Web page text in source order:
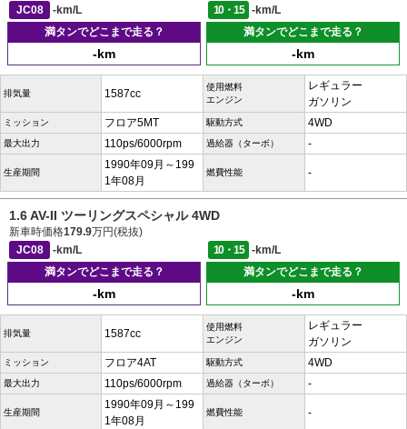
JC08
-km/L 10・15
-km/L
満タンでどこまで走る？
-km
満タンでどこまで走る？
-km
排気量 1587cc
使用燃料
エンジン
レギュラー
ガソリン
ミッション フロア5MT 駆動方式 4WD
最大出力 110ps/6000rpm 過給器（ターボ） -
生産期間
1990年09月～199
1年08月
燃費性能 -
1.6 AV-II ツーリングスペシャル 4WD
新車時価格179.9万円(税抜)
JC08
-km/L 10・15
-km/L
満タンでどこまで走る？
-km
満タンでどこまで走る？
-km
排気量 1587cc
使用燃料
エンジン
レギュラー
ガソリン
ミッション フロア4AT 駆動方式 4WD
最大出力 110ps/6000rpm 過給器（ターボ） -
生産期間
1990年09月～199
1年08月
燃費性能 -